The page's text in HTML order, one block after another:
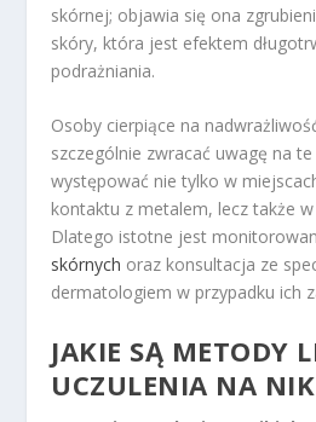
skórnej; objawia się ona
skóry, która jest efektem
podrażniania.
Osoby cierpiące na
szczególnie zwracać uwagę na
występować nie tylko w
kontaktu z metalem, lecz także w
Dlatego istotne jest
skórnych oraz konsultacja ze
dermatologiem w przypadku ich
JAKIE SĄ METODY
UCZULENIA NA